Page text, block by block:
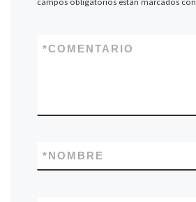
COMENTARIO
*
NOMBRE
*